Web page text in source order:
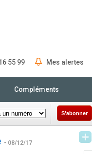
55 99 Mes alertes
Compléments
S'abonner
- 08/12/17